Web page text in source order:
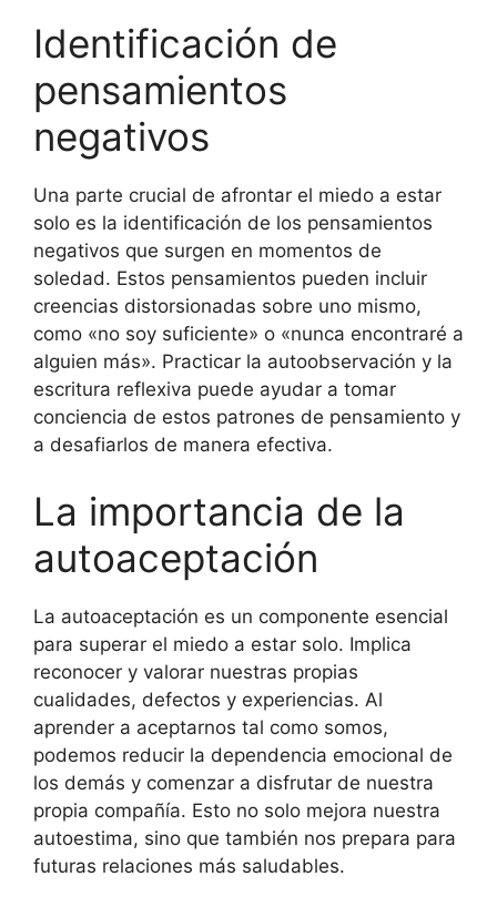
Identificación de
pensamientos
negativos
Una parte crucial de afrontar el miedo a estar
solo es la identificación de los pensamientos
negativos que surgen en momentos de
soledad. Estos pensamientos pueden incluir
creencias distorsionadas sobre uno mismo,
como «no soy suficiente» o «nunca encontraré a
alguien más». Practicar la autoobservación y la
escritura reflexiva puede ayudar a tomar
conciencia de estos patrones de pensamiento y
a desafiarlos de manera efectiva.
La importancia de la
autoaceptación
La autoaceptación es un componente esencial
para superar el miedo a estar solo. Implica
reconocer y valorar nuestras propias
cualidades, defectos y experiencias. Al
aprender a aceptarnos tal como somos,
podemos reducir la dependencia emocional de
los demás y comenzar a disfrutar de nuestra
propia compañía. Esto no solo mejora nuestra
autoestima, sino que también nos prepara para
futuras relaciones más saludables.